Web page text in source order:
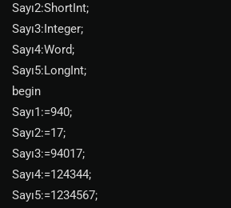
Sayı2:ShortInt;
Sayı3:Integer;
Sayı4:Word;
Sayı5:LongInt;
begin
Sayı1:=940;
Sayı2:=17;
Sayı3:=94017;
Sayı4:=124344;
Sayı5:=1234567;